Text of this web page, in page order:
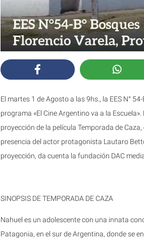
El martes 1 de Agosto a las 9hs., la EES N°
programa «El Cine Argentino va a la
proyección de la película Temporada de
presencia del actor protagonista Lautaro
proyección, da cuenta la fundación DAC
SINOPSIS DE TEMPORADA DE CAZA
Nahuel es un adolescente con una innata
Patagonia, en el sur de Argentina, donde se